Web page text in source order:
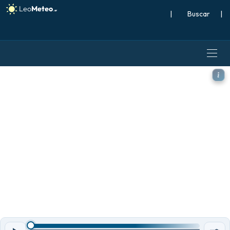
| |
ECMWF AIFS 0.25° [IA]